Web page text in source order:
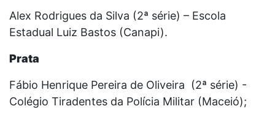
Alex Rodrigues da Silva (2ª série) – Escola
Estadual Luiz Bastos (Canapi).
Prata
Fábio Henrique Pereira de Oliveira (2ª série) -
Colégio Tiradentes da Polícia Militar (Maceió);